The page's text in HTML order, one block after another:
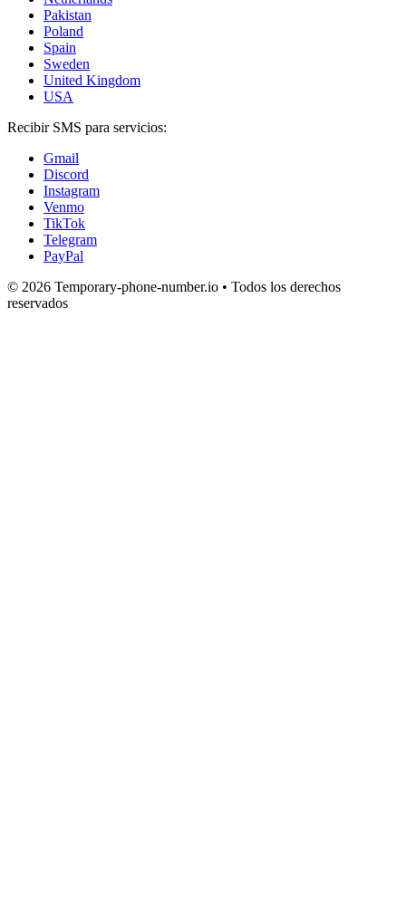
Pakistan
Poland
Spain
Sweden
United Kingdom
USA
Recibir SMS para servicios:
Gmail
Discord
Instagram
Venmo
TikTok
Telegram
PayPal
© 2026 Temporary-phone-number.io • Todos los derechos
reservados